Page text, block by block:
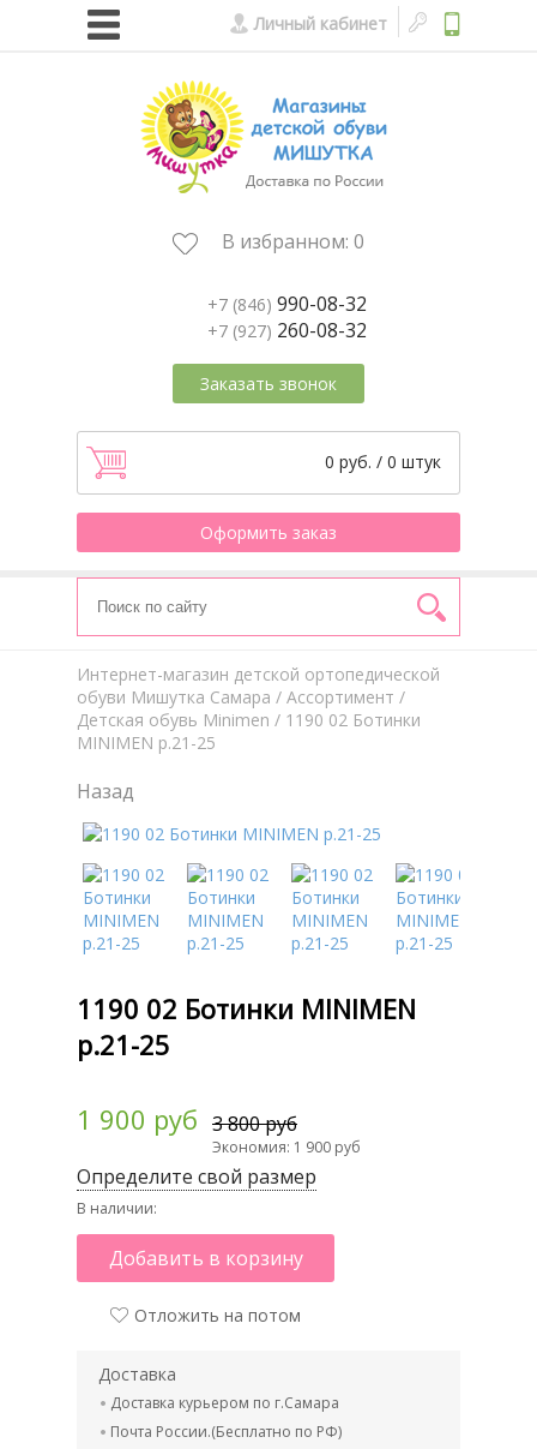
Личный кабинет
В избранном: 0
+7 (846) 990-08-32
+7 (927) 260-08-32
Заказать звонок
0 руб. / 0 штук
Оформить заказ
Интернет-магазин детской ортопедической
обуви Мишутка Самара / Aссортимент /
Детская обувь Minimen / 1190 02 Ботинки
MINIMEN р.21-25
Назад
1190 02 Ботинки MINIMEN
р.21-25
1 900 руб 3 800 руб
Экономия: 1 900 руб
Определите свой размер
В наличии:
Добавить в корзину
Отложить на потом
Доставка
Доставка курьером по г.Самара
Почта России.(Бесплатно по РФ)